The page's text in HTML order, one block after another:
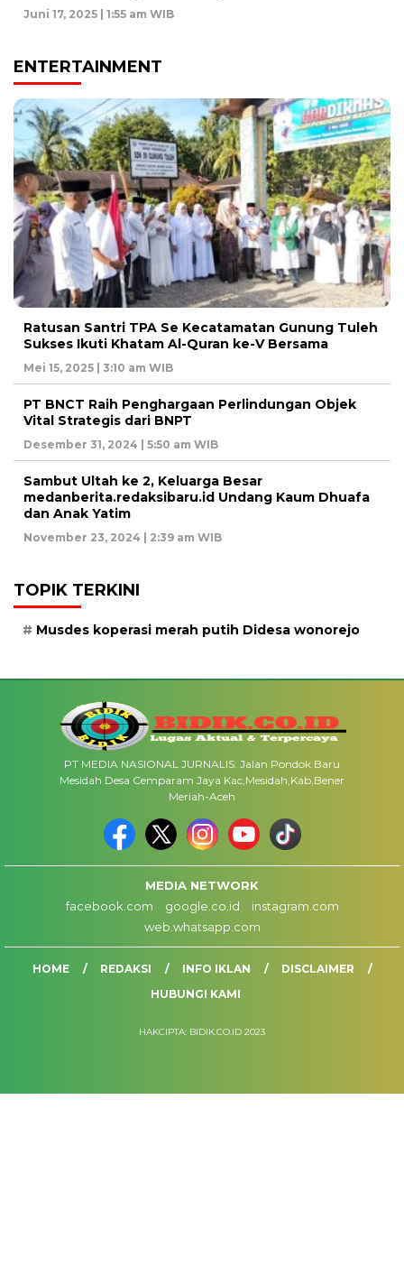
Juni 17, 2025 | 1:55 am WIB
ENTERTAINMENT
Ratusan Santri TPA Se Kecatamatan Gunung Tuleh
Sukses Ikuti Khatam Al-Quran ke-V Bersama
Mei 15, 2025 | 3:10 am WIB
PT BNCT Raih Penghargaan Perlindungan Objek
Vital Strategis dari BNPT
Desember 31, 2024 | 5:50 am WIB
Sambut Ultah ke 2, Keluarga Besar
medanberita.redaksibaru.id Undang Kaum Dhuafa
dan Anak Yatim
November 23, 2024 | 2:39 am WIB
TOPIK TERKINI
Musdes koperasi merah putih Didesa wonorejo
PT MEDIA NASIONAL JURNALIS: Jalan Pondok Baru
Mesidah Desa Cemparam Jaya Kac,Mesidah,Kab,Bener
Meriah-Aceh
MEDIA NETWORK
facebook.com
google.co.id
instagram.com
web.whatsapp.com
HOME REDAKSI INFO IKLAN
DISCLAIMER
HUBUNGI KAMI
HAKCIPTA: BIDIK.CO.ID 2023